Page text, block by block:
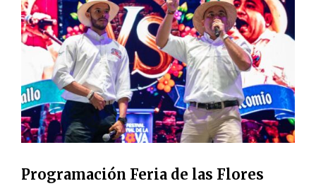
Programación Feria de las Flores